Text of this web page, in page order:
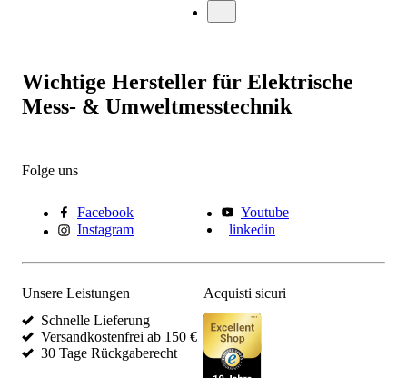
Wichtige Hersteller für Elektrische
Mess- & Umweltmesstechnik
Folge uns
Facebook
Youtube
Instagram
linkedin
Unsere Leistungen
Schnelle Lieferung
Versandkostenfrei ab 150 €
30 Tage Rückgaberecht
Acquisti sicuri